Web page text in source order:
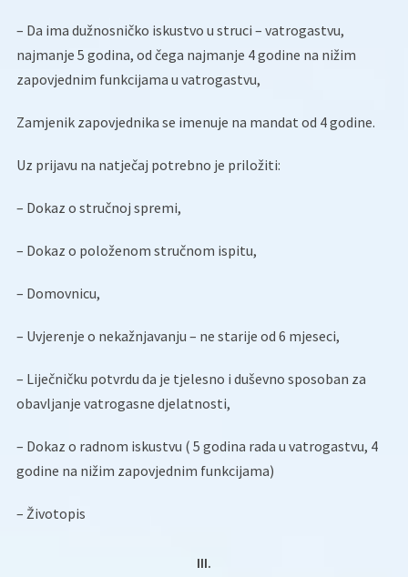
– Da ima dužnosničko iskustvo u struci – vatrogastvu,
najmanje 5 godina, od čega najmanje 4 godine na nižim
zapovjednim funkcijama u vatrogastvu,
Zamjenik zapovjednika se imenuje na mandat od 4 godine.
Uz prijavu na natječaj potrebno je priložiti:
– Dokaz o stručnoj spremi,
– Dokaz o položenom stručnom ispitu,
– Domovnicu,
– Uvjerenje o nekažnjavanju – ne starije od 6 mjeseci,
– Liječničku potvrdu da je tjelesno i duševno sposoban za
obavljanje vatrogasne djelatnosti,
– Dokaz o radnom iskustvu ( 5 godina rada u vatrogastvu, 4
godine na nižim zapovjednim funkcijama)
– Životopis
III.